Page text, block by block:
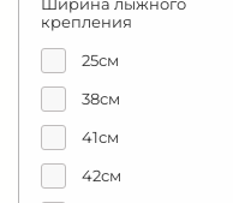
Ширина лыжного
крепления
25см
38см
41см
42см